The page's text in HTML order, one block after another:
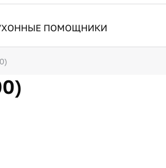
ПОМОЩНИКИ